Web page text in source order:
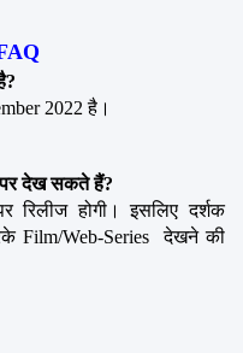
2022 है।
पर देख सकते हैं?
रिलीज होगी। इसलिए दर्शक
Film/Web-Series  देखने की